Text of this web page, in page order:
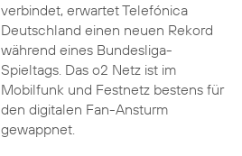
verbindet, erwartet Telefónica
Deutschland einen neuen Rekord
während eines Bundesliga-
Spieltags. Das o2 Netz ist im
Mobilfunk und Festnetz bestens für
den digitalen Fan-Ansturm
gewappnet.